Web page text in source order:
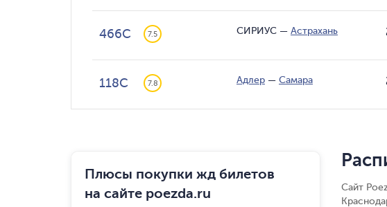
466С 7.5 СИРИУС — Астрахань
118С 7.8 Адлер — Самара
Сайт
Плюсы покупки жд билетов
на сайте poezda.ru